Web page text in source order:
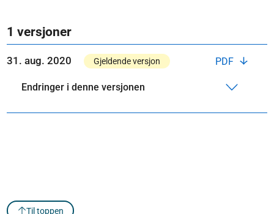
1 versjoner
PDF
31. aug. 2020 Gjeldende versjon
Endringer i denne versjonen
Til toppen